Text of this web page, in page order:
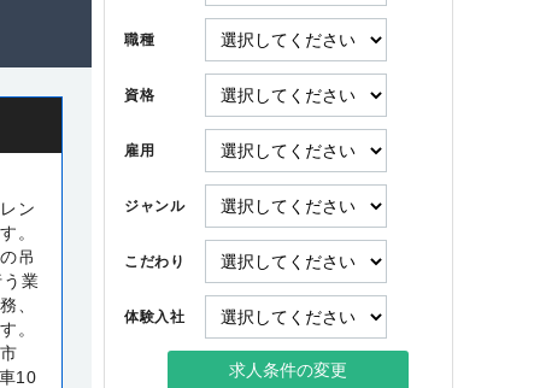
ン
。
吊
業
、
。
10
職種
資格
雇用
ジャンル
こだわり
体験入社